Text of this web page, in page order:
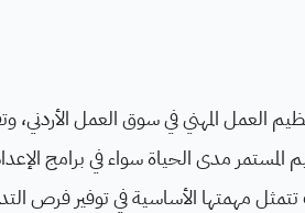
بموجب القانون المؤقت في عام 1976 وتهدف إلى تنظيم العمل المهني في سوق العمل
مدى الحياة سواء في برامج
مهمتها الأساسية في توفير فرص